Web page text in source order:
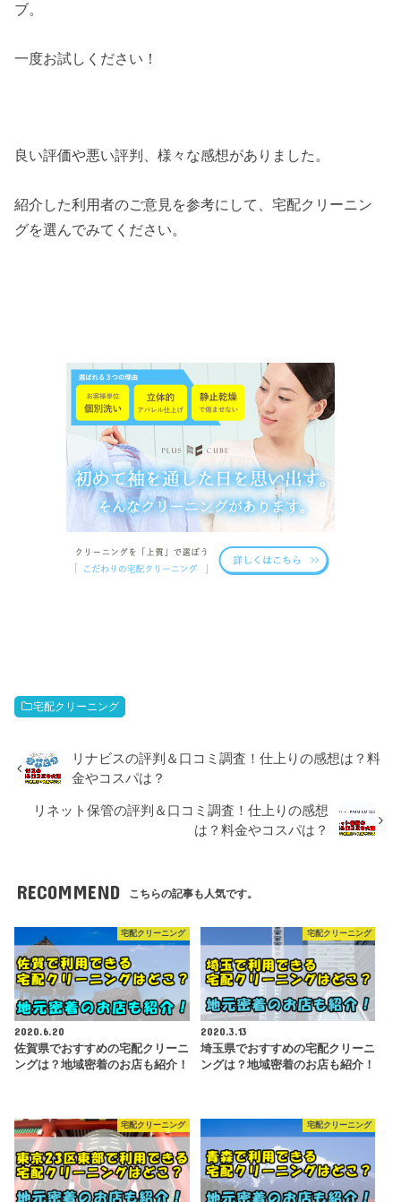
ブ。
一度お試しください！
良い評価や悪い評判、様々な感想がありました。
紹介した利用者のご意見を参考にして、宅配クリーニン
グを選んでみてください。
宅配クリーニング
リナビスの評判＆口コミ調査！仕上りの感想は？料
金やコスパは？
リネット保管の評判＆口コミ調査！仕上りの感想
は？料金やコスパは？
RECOMMEND こちらの記事も人気です。
宅配クリーニング
2020.6.20
佐賀県でおすすめの宅配クリーニ
ングは？地域密着のお店も紹介！
宅配クリーニング
2020.3.13
埼玉県でおすすめの宅配クリーニ
ングは？地域密着のお店も紹介！
宅配クリーニング 宅配クリーニング